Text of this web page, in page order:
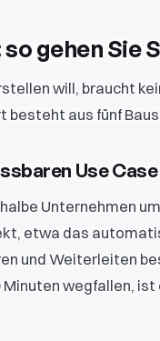
gehen
will, braucht
besteht aus fünf
Use
Unternehmen
etwa das
und Weiterleiten
wegfallen,